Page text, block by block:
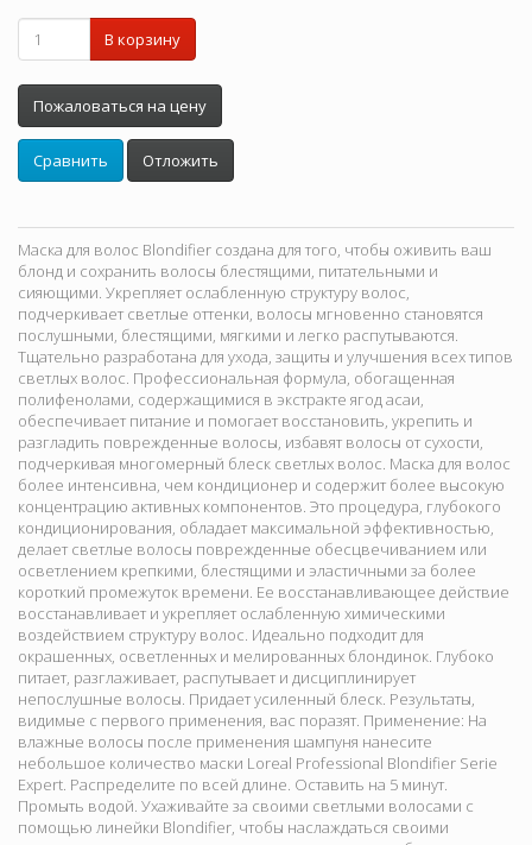
В корзину
Пожаловаться на цену
Сравнить Отложить
Маска для волос Blondifier создана для того, чтобы оживить ваш
блонд и сохранить волосы блестящими, питательными и
сияющими. Укрепляет ослабленную структуру волос,
подчеркивает светлые оттенки, волосы мгновенно становятся
послушными, блестящими, мягкими и легко распутываются.
Тщательно разработана для ухода, защиты и улучшения всех типов
светлых волос. Профессиональная формула, обогащенная
полифенолами, содержащимися в экстракте ягод асаи,
обеспечивает питание и помогает восстановить, укрепить и
разгладить поврежденные волосы, избавят волосы от сухости,
подчеркивая многомерный блеск светлых волос. Маска для волос
более интенсивна, чем кондиционер и содержит более высокую
концентрацию активных компонентов. Это процедура, глубокого
кондиционирования, обладает максимальной эффективностью,
делает светлые волосы поврежденные обесцвечиванием или
осветлением крепкими, блестящими и эластичными за более
короткий промежуток времени. Ее восстанавливающее действие
восстанавливает и укрепляет ослабленную химическими
воздействием структуру волос. Идеально подходит для
окрашенных, осветленных и мелированных блондинок. Глубоко
питает, разглаживает, распутывает и дисциплинирует
непослушные волосы. Придает усиленный блеск. Результаты,
видимые с первого применения, вас поразят. Применение: На
влажные волосы после применения шампуня нанесите
небольшое количество маски Loreal Professional Blondifier Serie
Expert. Распределите по всей длине. Оставить на 5 минут.
Промыть водой. Ухаживайте за своими светлыми волосами с
помощью линейки Blondifier, чтобы наслаждаться своими